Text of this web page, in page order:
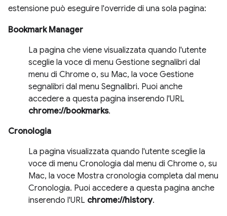
estensione può eseguire l'override di una sola pagina:
Bookmark Manager
La pagina che viene visualizzata quando l'utente
sceglie la voce di menu Gestione segnalibri dal
menu di Chrome o, su Mac, la voce Gestione
segnalibri dal menu Segnalibri. Puoi anche
accedere a questa pagina inserendo l'URL
chrome://bookmarks.
Cronologia
La pagina visualizzata quando l'utente sceglie la
voce di menu Cronologia dal menu di Chrome o, su
Mac, la voce Mostra cronologia completa dal menu
Cronologia. Puoi accedere a questa pagina anche
inserendo l'URL chrome://history.